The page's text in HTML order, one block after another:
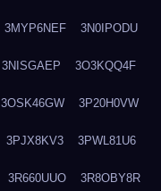
3MYP6NEF 3N0IPODU
3NISGAEP 3O3KQQ4F
3OSK46GW 3P20H0VW
3PJX8KV3 3PWL81U6
3R660UUO 3R8OBY8R